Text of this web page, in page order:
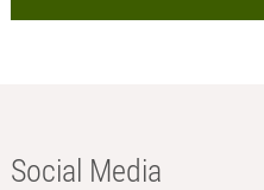
Social Media